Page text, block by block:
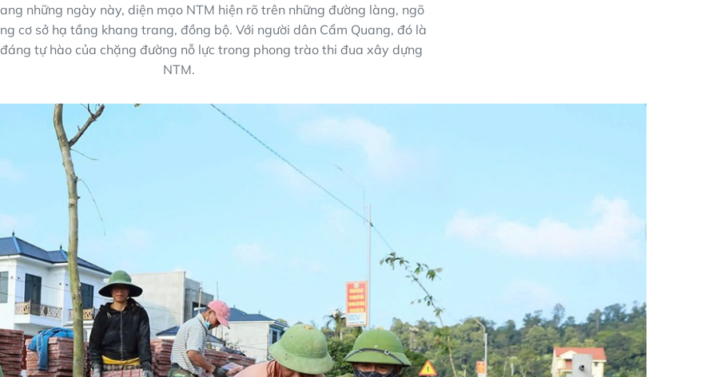
những ngày này, diện mạo NTM hiện rõ trên những đường làng, ngõ
cơ sở hạ tầng khang trang, đồng bộ. Với người dân Cẩm Quang, đó là
tự hào của chặng đường nỗ lực trong phong trào thi đua xây dựng
NTM.